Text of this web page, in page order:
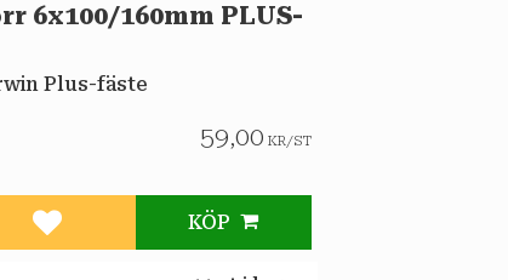
6x100/160mm PLUS-
Plus-fäste
59,00 KR/ST
KÖP
Lägg till i favoriter